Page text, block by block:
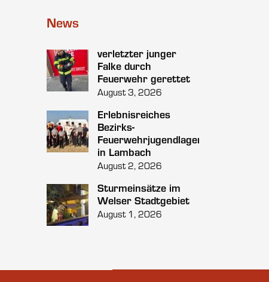
News
verletzter junger
Falke durch
Feuerwehr gerettet
August 3, 2026
Erlebnisreiches
Bezirks-
Feuerwehrjugendlager
in Lambach
August 2, 2026
Sturmeinsätze im
Welser Stadtgebiet
August 1, 2026